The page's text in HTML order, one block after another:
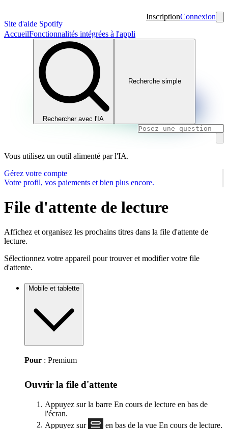
Site d'aide Spotify
InscriptionConnexion
AccueilFonctionnalités intégrées à l'appli
Rechercher avec l'IA
Recherche simple
Vous utilisez un outil alimenté par l'IA.
Gérez votre compte
Votre profil, vos paiements et bien plus encore.
File d'attente de lecture
Affichez et organisez les prochains titres dans la file d'attente de
lecture.
Sélectionnez votre appareil pour trouver et modifier votre file
d'attente.
Mobile et tablette
Pour : Premium
Ouvrir la file d'attente
Appuyez sur la barre En cours de lecture en bas de
l'écran.
Appuyez sur
en bas de la vue En cours de lecture.